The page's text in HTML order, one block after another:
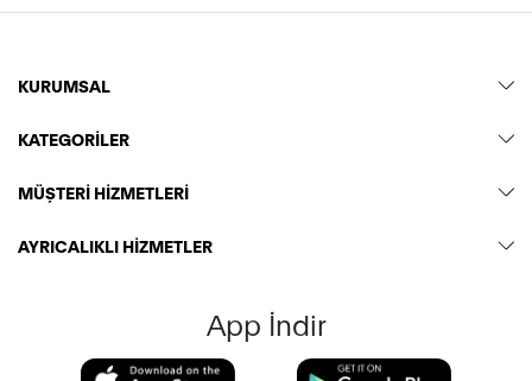
KURUMSAL
KATEGORİLER
MÜŞTERİ HİZMETLERİ
AYRICALIKLI HİZMETLER
App İndir